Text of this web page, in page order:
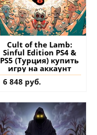
Cult of the Lamb:
Sinful Edition PS4 &
PS5 (Турция) купить
игру на аккаунт
6 848 руб.